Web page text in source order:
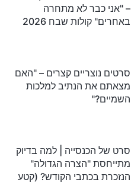
– "אני כבר לא מתחרה
באחרים" קולות שבח 2026
סרטים נוצריים קצרים – "האם
מצאתם את הנתיב למלכות
השמיים?"
סרט של הכנסייה | למה בדיוק
מתייחסת "הצרה הגדולה"
הנזכרת בכתבי הקודש? (קטע